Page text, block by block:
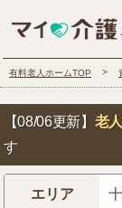
有料老人ホームTOP
【08/06更新】 老
す
エリア